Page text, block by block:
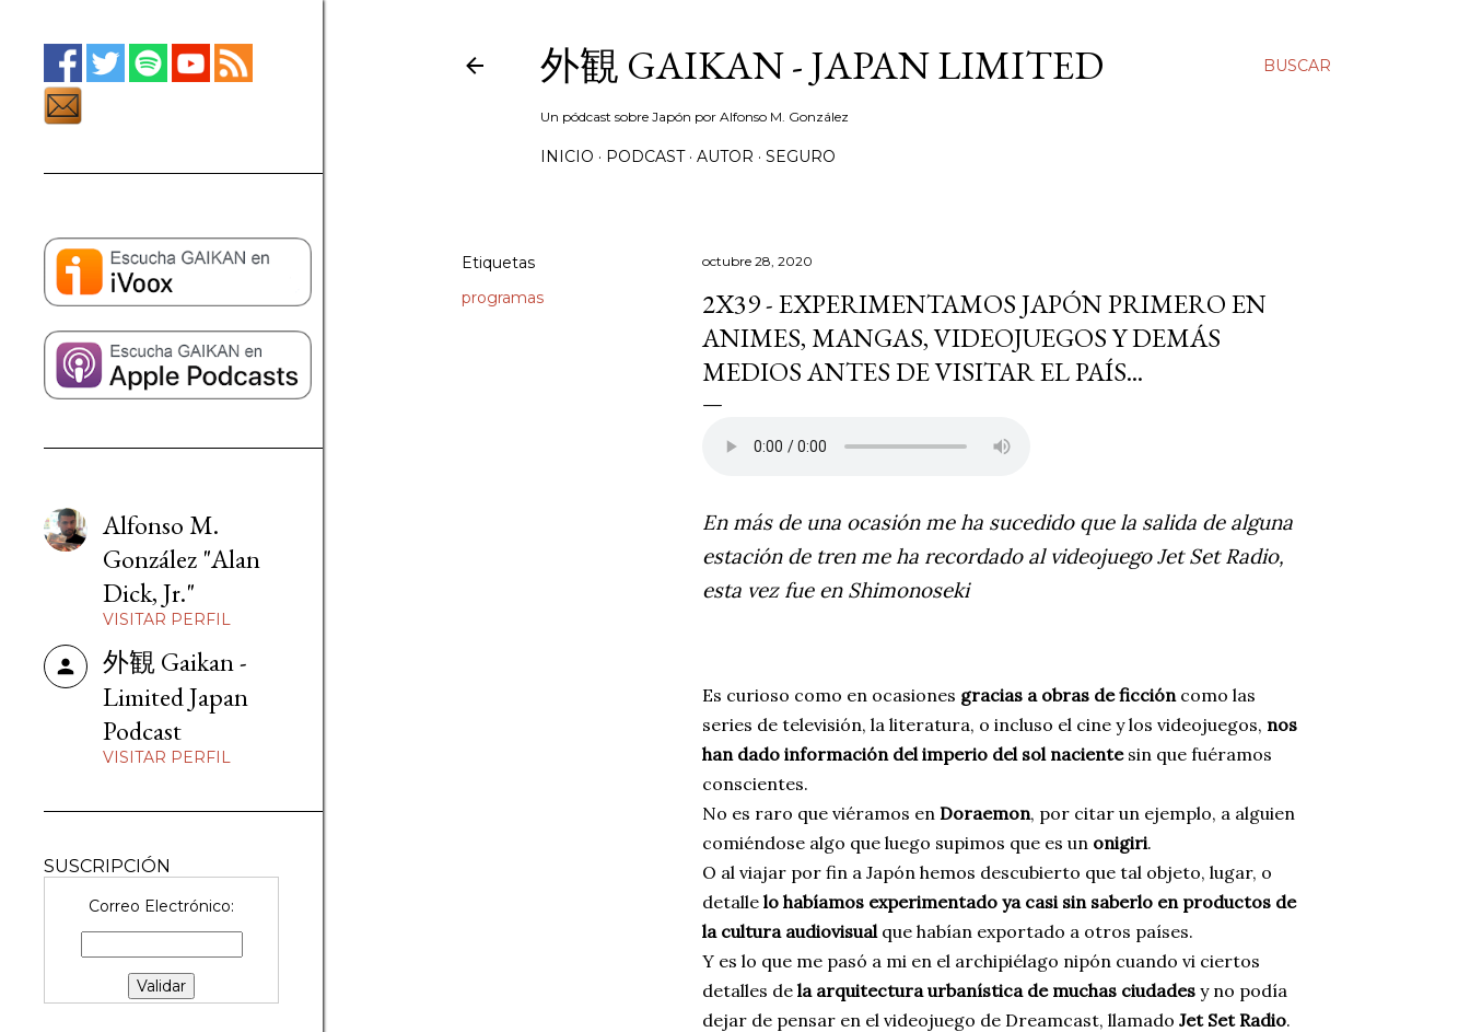
BUSCAR
外観 GAIKAN - JAPAN LIMITED
Un pódcast sobre Japón por Alfonso M. González
INICIO PODCAST AUTOR SEGURO
Etiquetas
programas
octubre 28, 2020
2X39 - EXPERIMENTAMOS JAPÓN PRIMERO EN
ANIMES, MANGAS, VIDEOJUEGOS Y DEMÁS
MEDIOS ANTES DE VISITAR EL PAÍS...
En más de una ocasión me ha sucedido que la salida de alguna
estación de tren me ha recordado al videojuego Jet Set Radio,
esta vez fue en Shimonoseki
Es curioso como en ocasiones gracias a obras de ficción como las
series de televisión, la literatura, o incluso el cine y los videojuegos, nos
han dado información del imperio del sol nacientesin que fuéramos
conscientes.
No es raro que viéramos en Doraemon, por citar un ejemplo, a alguien
comiéndose algo que luego supimos que es un onigiri.
O al viajar por fin a Japón hemos descubierto que tal objeto, lugar, o
detalle lo habíamos experimentado ya casi sin saberlo en productos de
la cultura audiovisual que habían exportado a otros países.
Y es lo que me pasó a mi en el archipiélago nipón cuando vi ciertos
detalles de la arquitectura urbanística de muchas ciudades y no podía
dejar de pensar en el videojuego de Dreamcast, llamado Jet Set Radio.
Alfonso M.
González "Alan
Dick, Jr."
VISITAR PERFIL
外観 Gaikan -
Limited Japan
Podcast
VISITAR PERFIL
SUSCRIPCIÓN
Correo Electrónico: